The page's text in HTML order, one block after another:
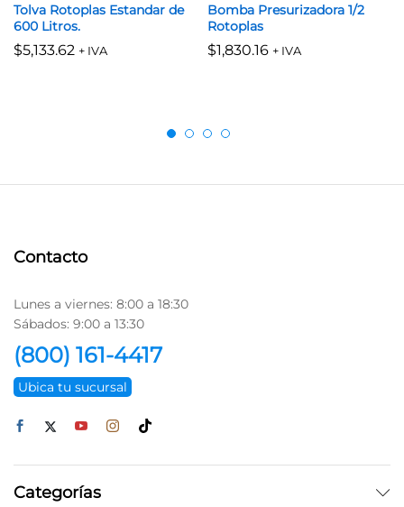
Tolva Rotoplas Estandar de
600 Litros.
$5,133.62 + IVA
Bomba Presurizadora 1/2
Rotoplas
$1,830.16 + IVA
Contacto
Lunes a viernes: 8:00 a 18:30
Sábados: 9:00 a 13:30
(800) 161-4417
Ubica tu sucursal
Categorías